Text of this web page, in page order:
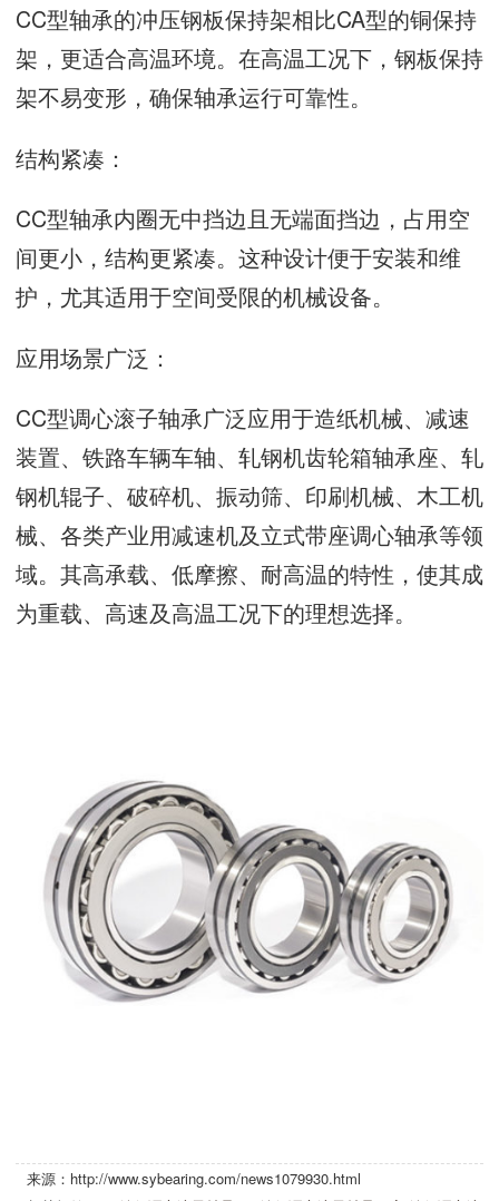
CC型轴承的冲压钢板保持架相比CA型的铜保持
架，更适合高温环境。在高温工况下，钢板保持
架不易变形，确保轴承运行可靠性。
结构紧凑：
CC型轴承内圈无中挡边且无端面挡边，占用空
间更小，结构更紧凑。这种设计便于安装和维
护，尤其适用于空间受限的机械设备。
应用场景广泛：
CC型调心滚子轴承广泛应用于造纸机械、减速
装置、铁路车辆车轴、轧钢机齿轮箱轴承座、轧
钢机辊子、破碎机、振动筛、印刷机械、木工机
械、各类产业用减速机及立式带座调心轴承等领
域。其高承载、低摩擦、耐高温的特性，使其成
为重载、高速及高温工况下的理想选择。
来源：http://www.sybearing.com/news1079930.html